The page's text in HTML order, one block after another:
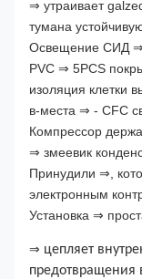
⇒ утраивает
тумана
Освещение СИД ⇒
PVC ⇒ 5PCS
изоляция клетки
в-места ⇒ - CFC
Компрессор
⇒ змеевик
Принудили ⇒,
электронным
Установка ⇒
⇒ цепляет
предотвращения